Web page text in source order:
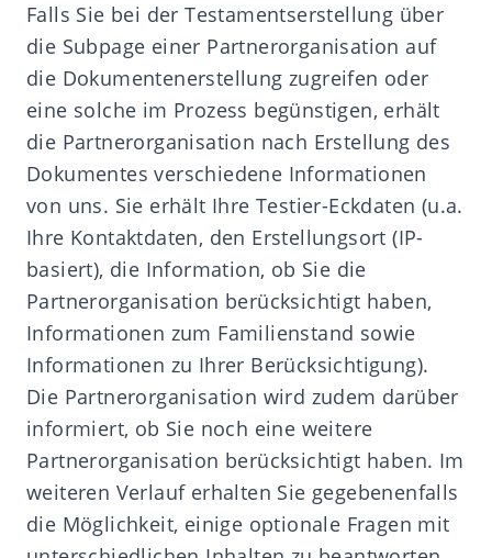
Falls Sie bei der Testamentserstellung über
die Subpage einer Partnerorganisation auf
die Dokumentenerstellung zugreifen oder
eine solche im Prozess begünstigen, erhält
die Partnerorganisation nach Erstellung des
Dokumentes verschiedene Informationen
von uns. Sie erhält Ihre Testier-Eckdaten (u.a.
Ihre Kontaktdaten, den Erstellungsort (IP-
basiert), die Information, ob Sie die
Partnerorganisation berücksichtigt haben,
Informationen zum Familienstand sowie
Informationen zu Ihrer Berücksichtigung).
Die Partnerorganisation wird zudem darüber
informiert, ob Sie noch eine weitere
Partnerorganisation berücksichtigt haben. Im
weiteren Verlauf erhalten Sie gegebenenfalls
die Möglichkeit, einige optionale Fragen mit